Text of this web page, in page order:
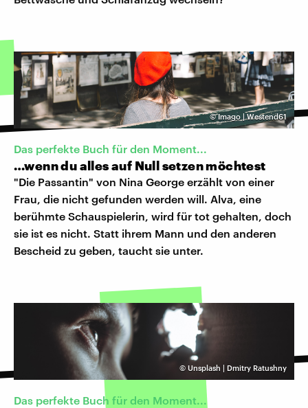
©Imago | Westend61
Das perfekte Buch für den Moment...
…wenn du alles auf Null setzen möchtest
"Die Passantin" von Nina George erzählt von einer
Frau, die nicht gefunden werden will. Alva, eine
berühmte Schauspielerin, wird für tot gehalten, doch
sie ist es nicht. Statt ihrem Mann und den anderen
Bescheid zu geben, taucht sie unter.
© Unsplash | Dmitry Ratushny
Das perfekte Buch für den Moment...